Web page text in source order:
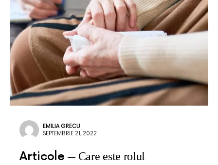
EMILIA GRECU
SEPTEMBRIE 21, 2022
Articole
Care este rolul